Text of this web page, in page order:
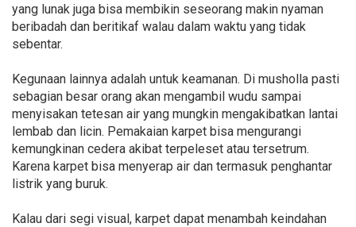
yang lunak juga bisa membikin seseorang makin nyaman
beribadah dan beritikaf walau dalam waktu yang tidak
sebentar.
Kegunaan lainnya adalah untuk keamanan. Di musholla pasti
sebagian besar orang akan mengambil wudu sampai
menyisakan tetesan air yang mungkin mengakibatkan lantai
lembab dan licin. Pemakaian karpet bisa mengurangi
kemungkinan cedera akibat terpeleset atau tersetrum.
Karena karpet bisa menyerap air dan termasuk penghantar
listrik yang buruk.
Kalau dari segi visual, karpet dapat menambah keindahan